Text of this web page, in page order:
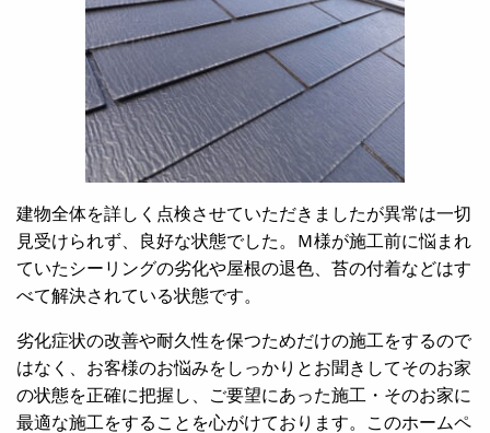
建物全体を詳しく点検させていただきましたが異常は一切
見受けられず、良好な状態でした。Ｍ様が施工前に悩まれ
ていたシーリングの劣化や屋根の退色、苔の付着などはす
べて解決されている状態です。
劣化症状の改善や耐久性を保つためだけの施工をするので
はなく、お客様のお悩みをしっかりとお聞きしてそのお家
の状態を正確に把握し、ご要望にあった施工・そのお家に
最適な施工をすることを心がけております。このホームペ